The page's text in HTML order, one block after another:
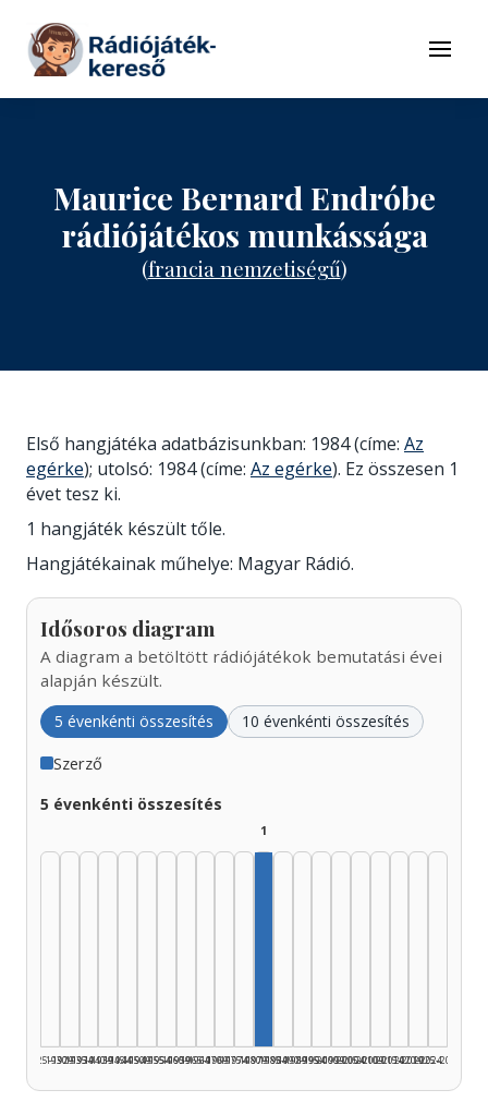
Tovább a tartalomhoz
Menü
Maurice Bernard Endróbe
rádiójátékos munkássága
(francia nemzetiségű)
Első hangjátéka adatbázisunkban: 1984 (címe: Az
egérke); utolsó: 1984 (címe: Az egérke). Ez összesen 1
évet tesz ki.
1 hangjáték készült tőle.
Hangjátékainak műhelye: Magyar Rádió.
Idősoros diagram
A diagram a betöltött rádiójátékok bemutatási évei
alapján készült.
5 évenkénti összesítés 10 évenkénti összesítés
Szerző
5 évenkénti összesítés
1925–1929
1930–1934
1935–1939
1940–1944
1945–1949
1950–1954
1955–1959
1960–1964
1965–1969
1970–1974
1975–1979
1
1980–1984
1985–1989
1990–1994
1995–1999
2000–2004
2005–2009
2010–2014
2015–2019
2020–2024
2025–2026